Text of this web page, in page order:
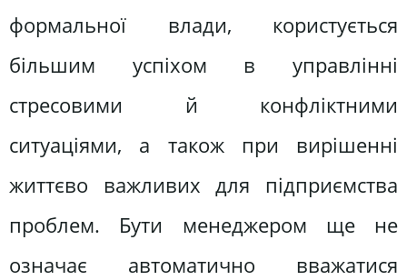
формальної влади, користується
більшим успіхом в управлінні
стресовими й конфліктними
ситуаціями, а також при вирішенні
життєво важливих для підприємства
проблем. Бути менеджером ще не
означає автоматично вважатися